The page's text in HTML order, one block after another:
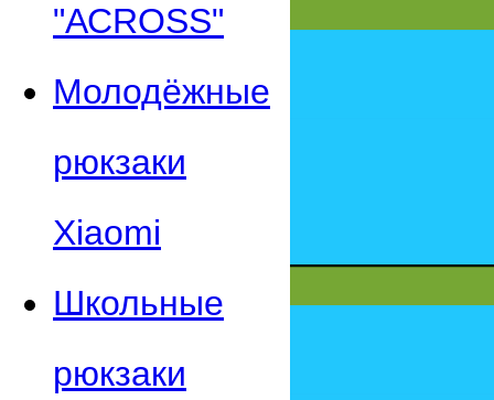
"АСROSS"
Молодёжные
рюкзаки
Xiaomi
Школьные
рюкзаки